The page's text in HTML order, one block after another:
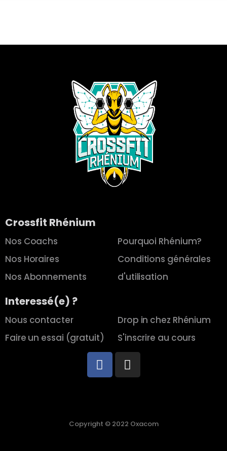
Crossfit Rhénium
Nos Coachs
Nos Horaires
Nos Abonnements
Pourquoi Rhénium?
Conditions générales
d'utilisation
Interessé(e) ?
Nous contacter
Faire un essai (gratuit)
Drop in chez Rhénium
S'inscrire au cours
Copyright © 2022 Oxacom